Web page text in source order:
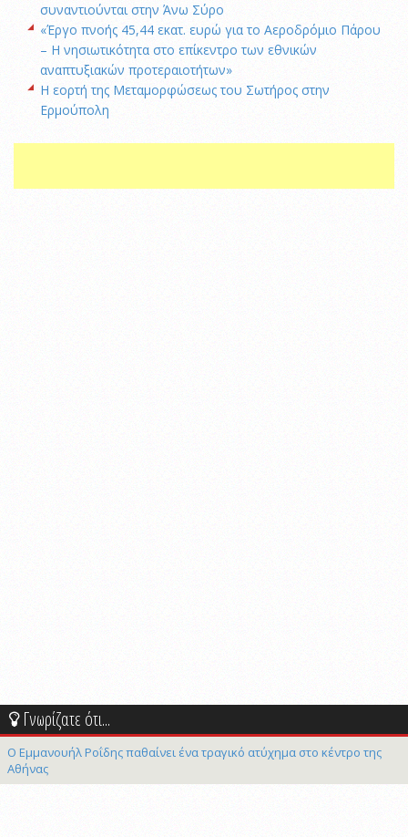
συναντιούνται στην Άνω Σύρο
«Έργο πνοής 45,44 εκατ. ευρώ για το Αεροδρόμιο Πάρου
– Η νησιωτικότητα στο επίκεντρο των εθνικών
αναπτυξιακών προτεραιοτήτων»
Η εορτή της Μεταμορφώσεως του Σωτήρος στην
Ερμούπολη
Γνωρίζατε ότι...
Ο Εμμανουήλ Ροΐδης παθαίνει ένα τραγικό ατύχημα στο κέντρο της
Αθήνας